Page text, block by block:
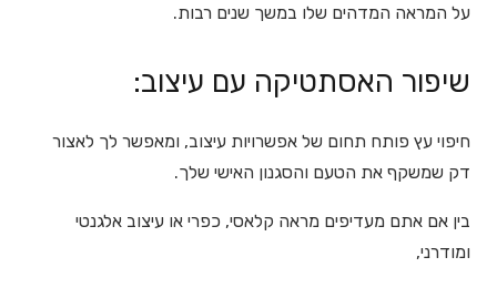
על המראה המדהים שלו במשך שנים רבות.
שיפור האסתטיקה עם עיצוב:
חיפוי עץ פותח תחום של אפשרויות עיצוב, ומאפשר לך לאצור
דק שמשקף את הטעם והסגנון האישי שלך.
בין אם אתם מעדיפים מראה קלאסי, כפרי או עיצוב אלגנטי
ומודרני,